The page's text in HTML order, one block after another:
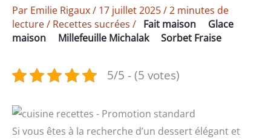
Par Emilie Rigaux/ 17 juillet 2025/2 minutes de
lecture/ Recettes sucrées / Fait maison
Glace
maison
Millefeuille Michalak Sorbet Fraise
5/5 - (5 votes)
Si vous êtes à la recherche d’un dessert élégant et